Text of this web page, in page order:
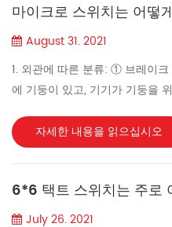
용접 이음이 완전히 냉각되지 않
나 흔들지 마십시오. 그렇지 않으
하지 마십시오. 그렇지 않으면
산화 물질이 스위치를 부식시킵
마이크로 스위치는 어떻
August 31. 2021
1. 외관에 따른 분류: ① 브레이
에 기둥이 있고, 기기가 기둥을
에 롤러가 있습니다. 장치가 롤
다. ③ 롤러가 달린 진자 막대: 롤
눌러 스위치를 켭니다. ④ 상단
에 작은 버튼이 돌출되어 있으며
자세한 내용을 읽으십시오
6*6 택트 스위치는 주로
July 26. 2021